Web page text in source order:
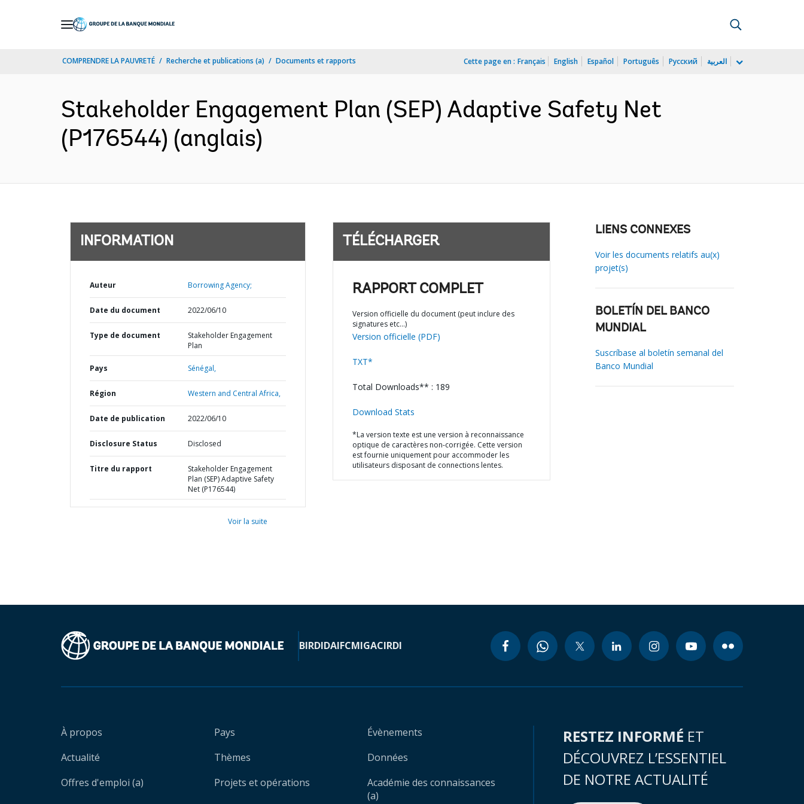
COMPRENDRE LA PAUVRETÉ Recherche et publications (a) Documents et rapports Cette page en : Français English Español Português Русский العربية
Stakeholder Engagement Plan (SEP) Adaptive Safety Net
(P176544) (anglais)
INFORMATION
Auteur Borrowing Agency;
Date du document 2022/06/10
Type de document
Stakeholder Engagement
Plan
Pays Sénégal,
Région Western and Central Africa,
Date de publication 2022/06/10
Disclosure Status Disclosed
Titre du rapport
Stakeholder Engagement
Plan (SEP) Adaptive Safety
Net (P176544)
Voir la suite
TÉLÉCHARGER
RAPPORT COMPLET
Version officielle du document (peut inclure des
signatures etc…)
Version officielle (PDF)
TXT*
Total Downloads** : 189
Download Stats
*La version texte est une version à reconnaissance
optique de caractères non-corrigée. Cette version
est fournie uniquement pour accommoder les
utilisateurs disposant de connections lentes.
LIENS CONNEXES
Voir les documents relatifs au(x)
projet(s)
BOLETÍN DEL BANCO
MUNDIAL
Suscríbase al boletín semanal del
Banco Mundial
BIRDIDAIFCMIGACIRDI
À propos
Actualité
Offres d'emploi (a)
Pays
Thèmes
Projets et opérations
Évènements
Données
Académie des connaissances
(a)
RESTEZ INFORMÉ ET
DÉCOUVREZ L’ESSENTIEL
DE NOTRE ACTUALITÉ